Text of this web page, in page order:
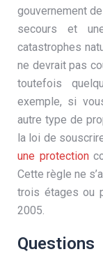
gouvernement
secours et
catastrophes
ne devrait pas
toutefois
exemple, si
autre type de
la loi de
une protection
Cette règle ne
trois étages ou
2005.